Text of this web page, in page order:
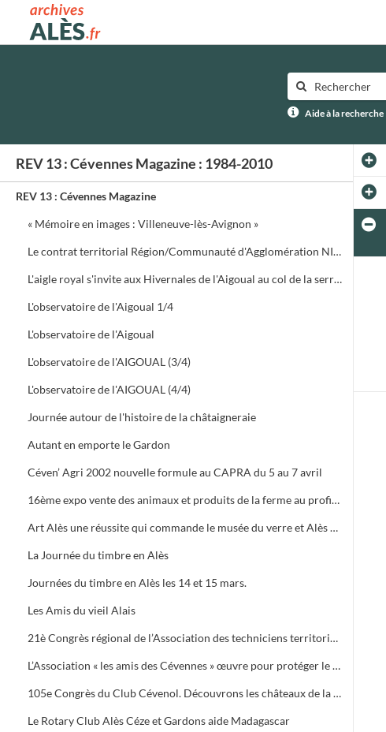
Archives municipales d'Alès
Aide à la recherche
REV 13 : Cévennes Magazine : 1984-2010
REV 13 : Cévennes Magazine
« Mémoire en images : Villeneuve-lès-Avignon »
Le contrat territorial Région/Communauté d'Agglomération NIMES Métropole
L'aigle royal s'invite aux Hivernales de l'Aigoual au col de la serreyrède. Programme de la journée
L'observatoire de l'Aigoual 1/4
L'observatoire de l'Aigoual
L'observatoire de l'AIGOUAL (3/4)
L'observatoire de l'AIGOUAL (4/4)
Journée autour de l'histoire de la châtaigneraie
Autant en emporte le Gardon
Céven’ Agri 2002 nouvelle formule au CAPRA du 5 au 7 avril
16ème expo vente des animaux et produits de la ferme au profit des orphelins des sapeurs-pompiers aux halles de Bruèges
Art Alès une réussite qui commande le musée du verre et Alès capitale des Cévennes, départ du chemin des verriers.
La Journée du timbre en Alès
Journées du timbre en Alès les 14 et 15 mars.
Les Amis du vieil Alais
21è Congrès régional de l’Association des techniciens territoriaux.
L’Association « les amis des Cévennes » œuvre pour protéger le patrimoine cévenol.
105e Congrès du Club Cévenol. Découvrons les châteaux de la Vaunage
Le Rotary Club Alès Céze et Gardons aide Madagascar